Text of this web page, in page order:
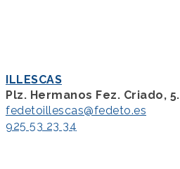
ILLESCAS
Plz. Hermanos Fez. Criado, 5.
fedetoillescas@fedeto.es
925 53 23 34